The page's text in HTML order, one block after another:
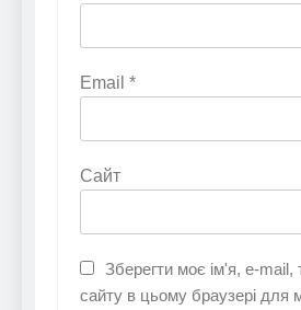
Email *
Сайт
Зберегти моє ім'я, e-mail,
сайту в цьому браузері для